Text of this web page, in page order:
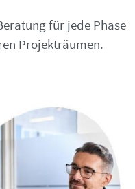
für jede Phase
Projekträumen.